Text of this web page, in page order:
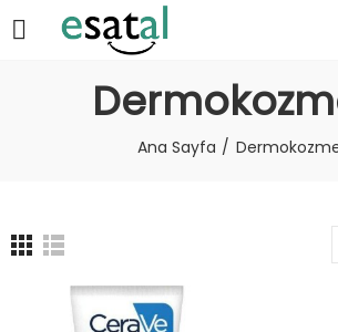
Ana Sayfa